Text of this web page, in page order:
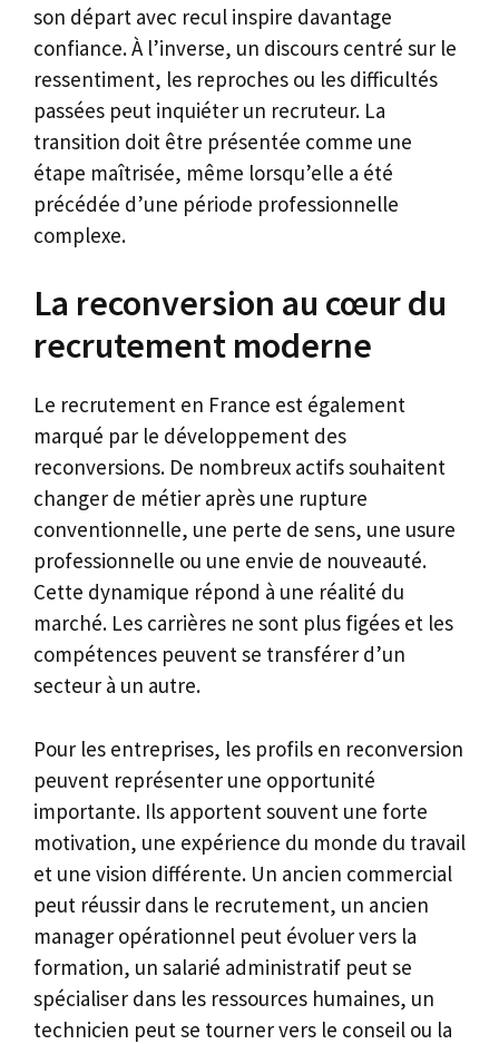
son départ avec recul inspire davantage
confiance. À l’inverse, un discours centré sur le
ressentiment, les reproches ou les difficultés
passées peut inquiéter un recruteur. La
transition doit être présentée comme une
étape maîtrisée, même lorsqu’elle a été
précédée d’une période professionnelle
complexe.
La reconversion au cœur du
recrutement moderne
Le recrutement en France est également
marqué par le développement des
reconversions. De nombreux actifs souhaitent
changer de métier après une rupture
conventionnelle, une perte de sens, une usure
professionnelle ou une envie de nouveauté.
Cette dynamique répond à une réalité du
marché. Les carrières ne sont plus figées et les
compétences peuvent se transférer d’un
secteur à un autre.
Pour les entreprises, les profils en reconversion
peuvent représenter une opportunité
importante. Ils apportent souvent une forte
motivation, une expérience du monde du travail
et une vision différente. Un ancien commercial
peut réussir dans le recrutement, un ancien
manager opérationnel peut évoluer vers la
formation, un salarié administratif peut se
spécialiser dans les ressources humaines, un
technicien peut se tourner vers le conseil ou la